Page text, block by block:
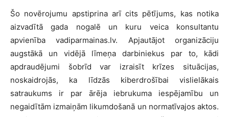
Šo novērojumu apstiprina arī cits pētījums, kas notika
aizvadītā gada nogalē un kuru veica konsultantu
apvienība vadiparmainas.lv. Apjautājot organizāciju
augstākā un vidējā līmeņa darbiniekus par to, kādi
apdraudējumi šobrīd var izraisīt krīzes situācijas,
noskaidrojās, ka līdzās kiberdrošībai vislielākais
satraukums ir par ārēja iebrukuma iespējamību un
negaidītām izmaiņām likumdošanā un normatīvajos aktos.